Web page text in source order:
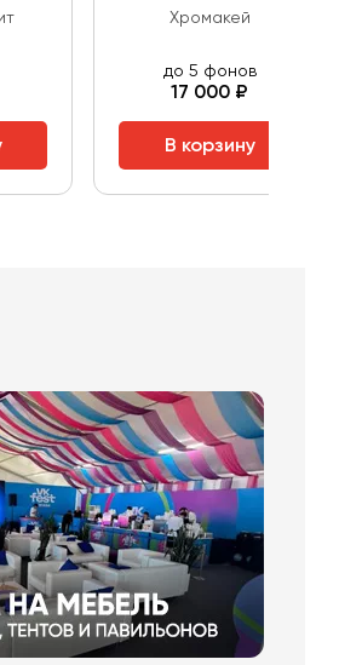
Хромакей
до 5 фонов
17 000 ₽
В корзину